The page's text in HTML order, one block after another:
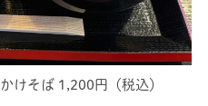
けそば 1,200円（税込）